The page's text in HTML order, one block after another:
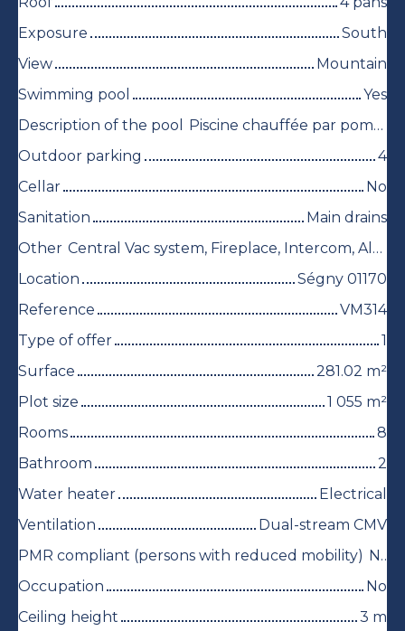
Exposure
South
View
Mountain
Swimming pool
Yes
Description of the pool
Piscine chauffée par pompe à chaleur
Outdoor parking
4
Cellar
No
Sanitation
Main drains
Other
Central Vac system, Fireplace, Intercom, Alarm system
Location
Ségny 01170
Reference
VM314
Type of offer
1
Surface
281.02 m²
Plot size
1 055 m²
Rooms
8
Bathroom
2
Water heater
Electrical
Ventilation
Dual-stream CMV
PMR compliant (persons with reduced mobility)
No
Occupation
No
Ceiling height
3 m